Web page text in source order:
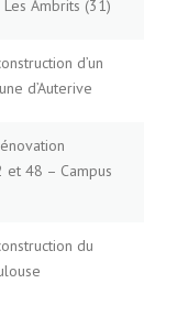
Ambrits (31)
d’un
d’Auterive
48 – Campus
du